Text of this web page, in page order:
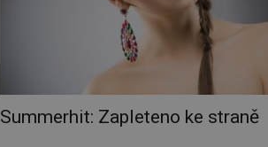
Summerhit: Zapleteno ke straně